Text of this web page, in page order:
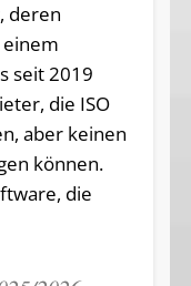
deren
seit 2019
die ISO
aber keinen
können.
die